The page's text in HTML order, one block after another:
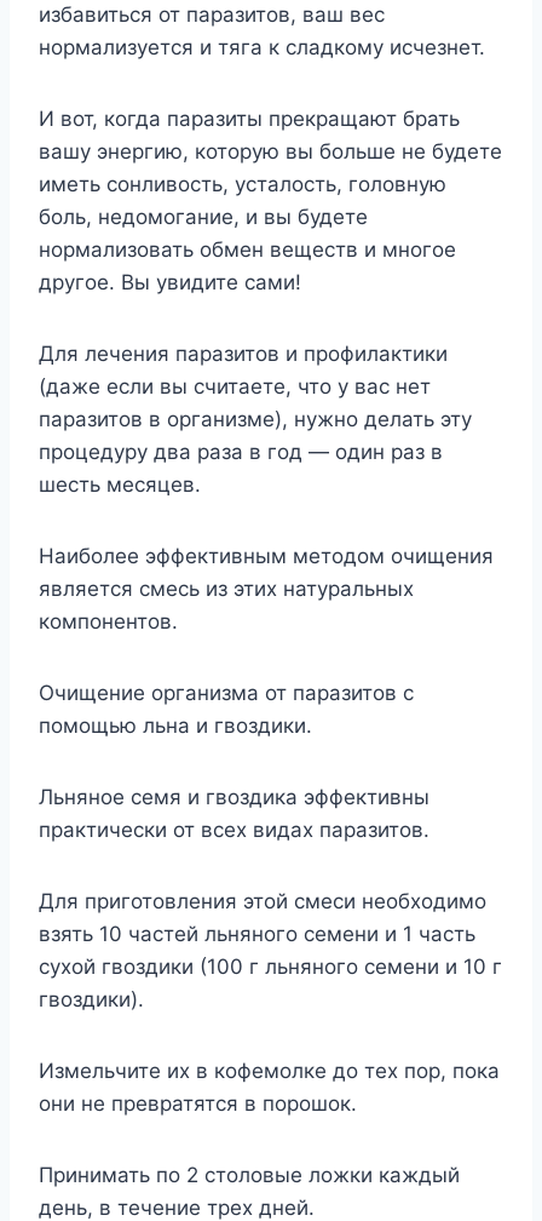
избавиться от паразитов, ваш вес
нормализуется и тяга к сладкому исчезнет.
И вот, когда паразиты прекращают брать
вашу энергию, которую вы больше не будете
иметь сонливость, усталость, головную
боль, недомогание, и вы будете
нормализовать обмен веществ и многое
другое. Вы увидите сами!
Для лечения паразитов и профилактики
(даже если вы считаете, что у вас нет
паразитов в организме), нужно делать эту
процедуру два раза в год — один раз в
шесть месяцев.
Наиболее эффективным методом очищения
является смесь из этих натуральных
компонентов.
Очищение организма от паразитов с
помощью льна и гвоздики.
Льняное семя и гвоздика эффективны
практически от всех видах паразитов.
Для приготовления этой смеси необходимо
взять 10 частей льняного семени и 1 часть
сухой гвоздики (100 г льняного семени и 10 г
гвоздики).
Измельчите их в кофемолке до тех пор, пока
они не превратятся в порошок.
Принимать по 2 столовые ложки каждый
день, в течение трех дней.